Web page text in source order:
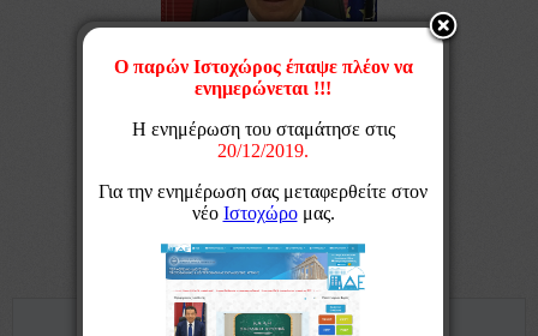
Βιογραφικό Γεωργίου Κόσυβα
Χαιρετισμός για την ανάληψη των καθηκόντων
Χαιρετισμός για την νέα Σχολική Χρονιά